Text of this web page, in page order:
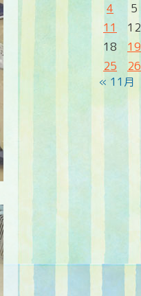
« 11月
4
5
11
12
18
19
25
26